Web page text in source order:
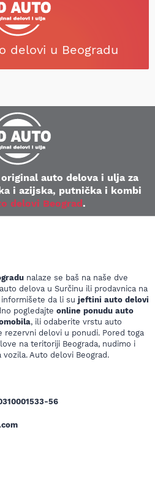
delovi u Beogradu
auto delova i ulja za
i azijska, putnička i kombi
delovi Beograd.
nalaze se baš na naše dve
delova u Surčinu ili prodavnica na
da li su jeftini auto delovi
pogledajte online ponudu auto
, ili odaberite vrstu auto
rezervni delovi u ponudi. Pored toga
na teritoriji Beograda, nudimo i
Auto delovi Beograd.
56